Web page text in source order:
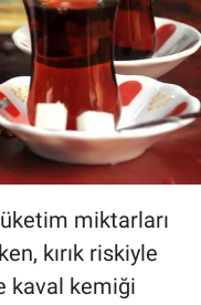
miktarları
kırık riskiyle
kaval kemiği